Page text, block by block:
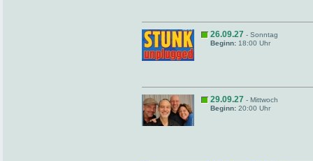
26.09.27 - Sonntag
Beginn: 18:00 Uhr
29.09.27 - Mittwoch
Beginn: 20:00 Uhr